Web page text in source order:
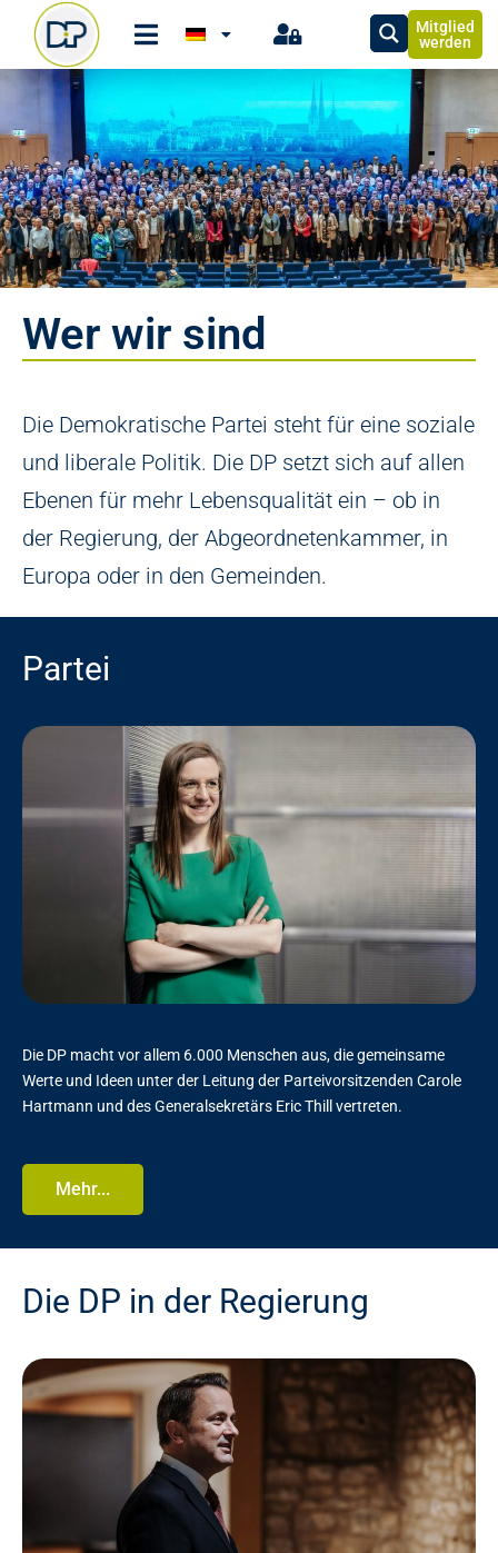
Mitglied
werden
Wer wir sind
Die Demokratische Partei steht für eine soziale
und liberale Politik. Die DP setzt sich auf allen
Ebenen für mehr Lebensqualität ein – ob in
der Regierung, der Abgeordnetenkammer, in
Europa oder in den Gemeinden.
Partei
Die DP macht vor allem 6.000 Menschen aus, die gemeinsame
Werte und Ideen unter der Leitung der Parteivorsitzenden Carole
Hartmann und des Generalsekretärs Eric Thill vertreten.
Mehr...
Die DP in der Regierung